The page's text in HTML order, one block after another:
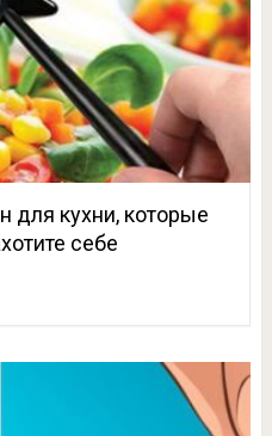
для кухни, которые
себе